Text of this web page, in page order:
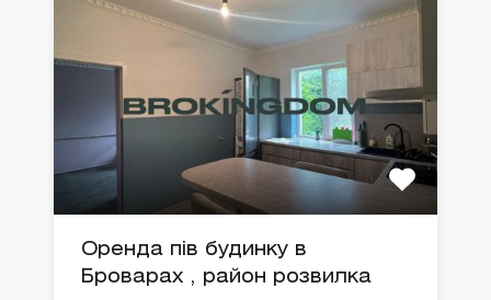
Оренда пів будинку в
Броварах , район розвилка